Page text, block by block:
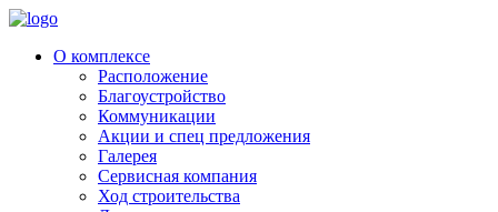
О комплексе
Расположение
Благоустройство
Коммуникации
Акции и спец предложения
Галерея
Сервисная компания
Ход строительства